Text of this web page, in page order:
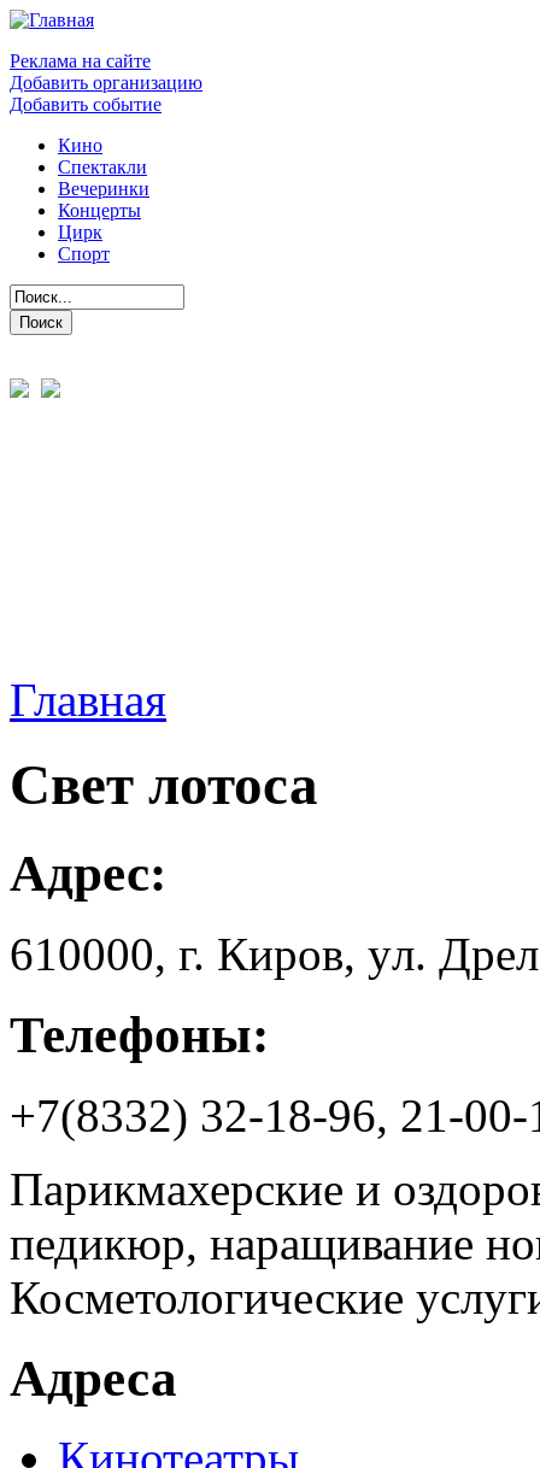
Реклама на сайте
Добавить организацию
Добавить событие
Кино
Спектакли
Вечеринки
Концерты
Цирк
Спорт
Главная
Свет лотоса
Адрес:
610000, г. Киров, yл.
Телефоны:
+7(8332) 32-18-96, 21-00-
Парикмахерские и
педикюр, наращивание
Косметологические
Адреса